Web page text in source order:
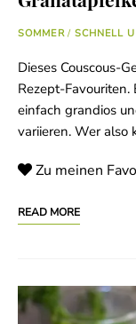
SOMMER/ SCHNELL
Dieses Couscous-
Rezept-
einfach grandios
variieren. Wer also
Zu meinen
READ MORE